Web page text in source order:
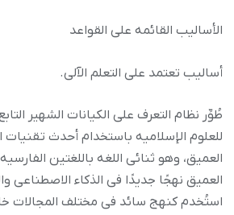
الأسالیب القائمه على القواعد
أسالیب تعتمد على التعلم الآلی.
طُوِّر نظام التعرف على الکیانات الشهیر
للعلوم الإسلامیه باستخدام أحدث تقنیات
العمیق، وهو ثنائی اللغه باللغتین
العمیق نهجًا جدیدًا فی الذکاء الاصطناعی
استُخدم کنهج سائد فی مختلف المجالات